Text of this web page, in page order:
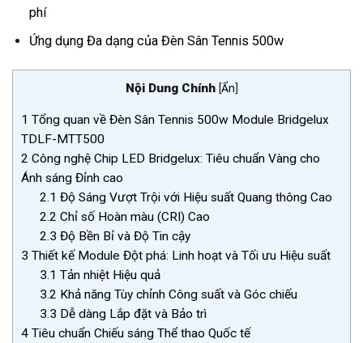
phí
Ứng dụng Đa dạng của Đèn Sân Tennis 500w
Nội Dung Chính [Ẩn]
1 Tổng quan về Đèn Sân Tennis 500w Module Bridgelux
TDLF-MTT500
2 Công nghệ Chip LED Bridgelux: Tiêu chuẩn Vàng cho
Ánh sáng Đỉnh cao
2.1 Độ Sáng Vượt Trội với Hiệu suất Quang thông Cao
2.2 Chỉ số Hoàn màu (CRI) Cao
2.3 Độ Bền Bỉ và Độ Tin cậy
3 Thiết kế Module Đột phá: Linh hoạt và Tối ưu Hiệu suất
3.1 Tản nhiệt Hiệu quả
3.2 Khả năng Tùy chỉnh Công suất và Góc chiếu
3.3 Dễ dàng Lắp đặt và Bảo trì
4 Tiêu chuẩn Chiếu sáng Thể thao Quốc tế